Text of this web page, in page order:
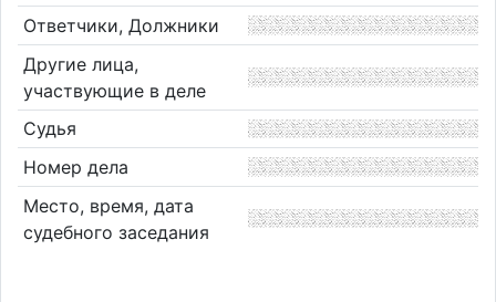
Ответчики, Должники
Другие лица,
участвующие в деле
Судья
Номер дела
Место, время, дата
судебного заседания